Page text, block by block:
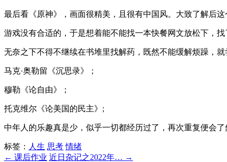
最后看《原神》，画面很精美，且很有中国风。大致了解后
游戏没有合适的，于是想着能不能找一本快餐网文放松下，
无奈之下不得不继续在书堆里找解药，既然不能缓解烦躁，
马克·奥勒留《沉思录》；
穆勒《论自由》；
托克维尔《论美国的民主》;
中年人的乐趣真是少，似乎一切都经历过了，再次重复便会了
标签： 人生 思考 情绪
← 课后作业 近日杂记之2022年… →